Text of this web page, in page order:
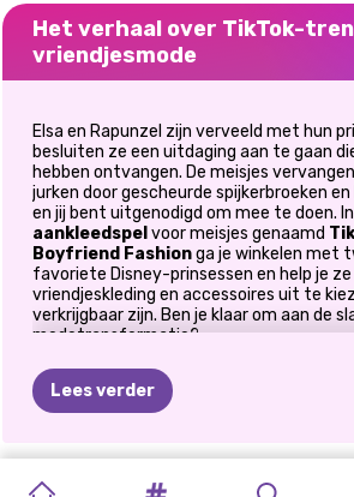
Het verhaal over TikTok-
vriendjesmode
Elsa en Rapunzel zijn verveeld met hun
besluiten ze een uitdaging aan te gaan
hebben ontvangen. De meisjes
jurken door gescheurde spijkerbroeken
en jij bent uitgenodigd om mee te doen.
aankleedspel voor meisjes genaamd
Boyfriend Fashionga je winkelen met
favoriete Disney-prinsessen en help je
vriendjeskleding en accessoires uit te
verkrijgbaar zijn. Ben je klaar om aan de
modetransformatie?
Bij de vriendjestrend draait alles om het
oversized kleding, en soms gaat het om
verwijderen van items uit de garderobe
sweatshirts voor gecombineerd met
Lees verder
ZOMERSE
PRINSES PRINSES
PRINSESSEN PRINCESS